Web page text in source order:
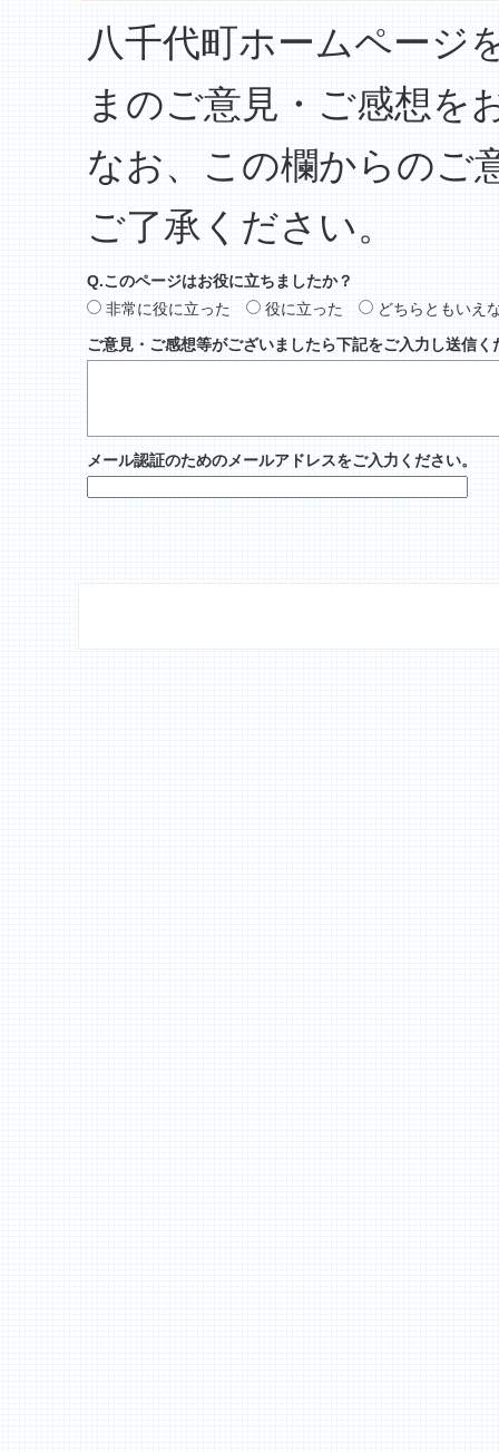
八千代町ホームページ
まのご意見・ご感想を
なお、この欄からのご
ご了承ください。
Q.このページはお役に立ちましたか？
非常に役に立った
役に立った
どちらともいえ
ご意見・ご感想等がございましたら下記をご入力し送信く
メール認証のためのメールアドレスをご入力ください。